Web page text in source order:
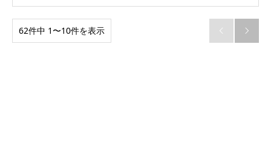
62件中 1〜10件を表示  